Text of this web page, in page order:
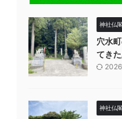
神社仏
穴水
てき
神社仏